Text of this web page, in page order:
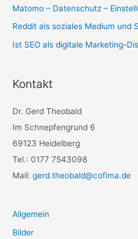
Matomo – Datenschutz –
Reddit als soziales Medium und
Ist SEO als digitale Marketing-
Kontakt
Dr. Gerd Theobald
Im Schnepfengrund 6
69123 Heidelberg
Tel.: 0177 7543098
Mail:gerd.theobald@cofima.de
Allgemein
Bilder